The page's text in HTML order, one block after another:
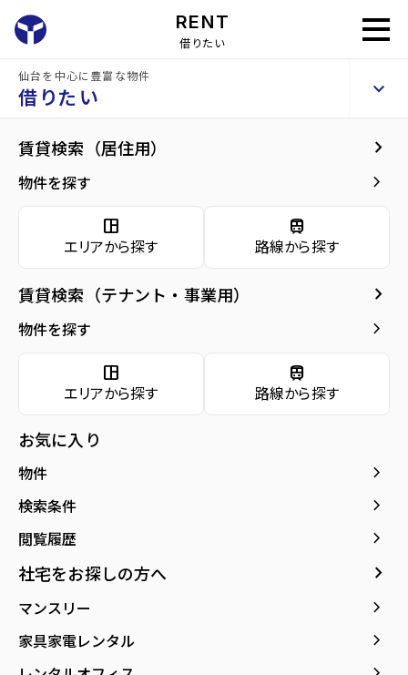
RENT
借りたい
仙台を中心に豊富な物件
借りたい keyboard_arrow_up
賃貸検索（居住用） keyboard_arrow_right
物件を探す keyboard_arrow_right
space_dashboard
エリアから探す
train
路線から探す
賃貸検索（テナント・事業用） keyboard_arrow_right
物件を探す keyboard_arrow_right
space_dashboard
エリアから探す
train
路線から探す
お気に入り
物件 keyboard_arrow_right
検索条件 keyboard_arrow_right
閲覧履歴 keyboard_arrow_right
社宅をお探しの方へ keyboard_arrow_right
マンスリー keyboard_arrow_right
家具家電レンタル keyboard_arrow_right
賃貸マンション Repeament勾当台
建物概要
現在募集中の物件arrow_forward
arrow_forward
地図・周辺環境 arrow_forward
Repeament勾当台
アクセス
仙台市地下鉄南北線/勾当台公園駅 徒歩8分
仙台市営バス バス停『木町通一丁目』から
仙台市地下鉄南北線/北四番丁駅 徒歩10分
紹介動画